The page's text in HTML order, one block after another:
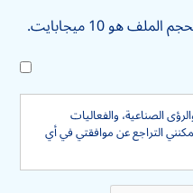
هو 10 ميجابايت.
الصناعية، والفعاليات
التراجع عن موافقتي في أي